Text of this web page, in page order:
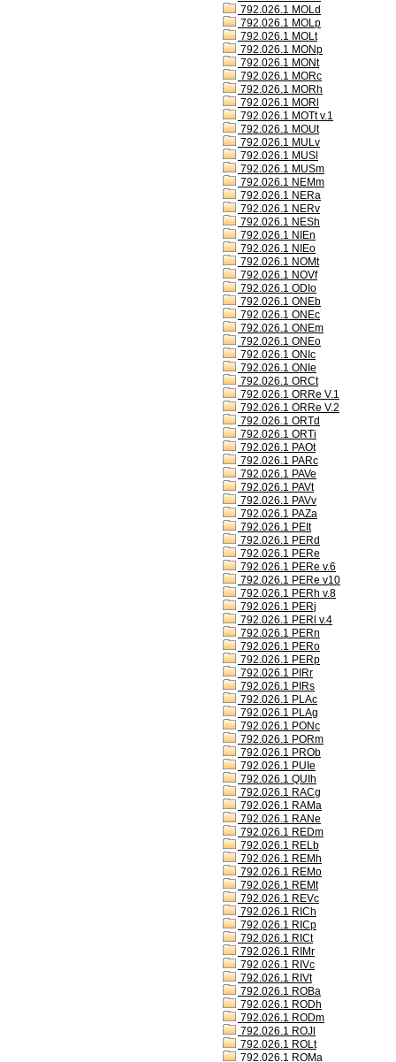
792.026.1 MOLd
792.026.1 MOLp
792.026.1 MOLt
792.026.1 MONp
792.026.1 MONt
792.026.1 MORc
792.026.1 MORh
792.026.1 MORl
792.026.1 MOTt v.1
792.026.1 MOUt
792.026.1 MULv
792.026.1 MUSl
792.026.1 MUSm
792.026.1 NEMm
792.026.1 NERa
792.026.1 NERv
792.026.1 NESh
792.026.1 NIEn
792.026.1 NIEo
792.026.1 NOMt
792.026.1 NOVf
792.026.1 ODIo
792.026.1 ONEb
792.026.1 ONEc
792.026.1 ONEm
792.026.1 ONEo
792.026.1 ONIc
792.026.1 ONIe
792.026.1 ORCt
792.026.1 ORRe V.1
792.026.1 ORRe V.2
792.026.1 ORTd
792.026.1 ORTi
792.026.1 PAOt
792.026.1 PARc
792.026.1 PAVe
792.026.1 PAVt
792.026.1 PAVv
792.026.1 PAZa
792.026.1 PEIt
792.026.1 PERd
792.026.1 PERe
792.026.1 PERe v.6
792.026.1 PERe v10
792.026.1 PERh v.8
792.026.1 PERj
792.026.1 PERl v.4
792.026.1 PERn
792.026.1 PERo
792.026.1 PERp
792.026.1 PIRr
792.026.1 PIRs
792.026.1 PLAc
792.026.1 PLAg
792.026.1 PONc
792.026.1 PORm
792.026.1 PROb
792.026.1 PUIe
792.026.1 QUIh
792.026.1 RACg
792.026.1 RAMa
792.026.1 RANe
792.026.1 REDm
792.026.1 RELb
792.026.1 REMh
792.026.1 REMo
792.026.1 REMt
792.026.1 REVc
792.026.1 RICh
792.026.1 RICp
792.026.1 RICt
792.026.1 RIMr
792.026.1 RIVc
792.026.1 RIVt
792.026.1 ROBa
792.026.1 RODh
792.026.1 RODm
792.026.1 ROJl
792.026.1 ROLt
792.026.1 ROMa